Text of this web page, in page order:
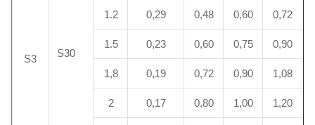
S3 S30
1.2 0,29 0,48 0,60 0,72
1.5 0,23 0,60 0,75 0,90
1,8 0,19 0,72 0,90 1,08
2 0,17 0,80 1,00 1,20